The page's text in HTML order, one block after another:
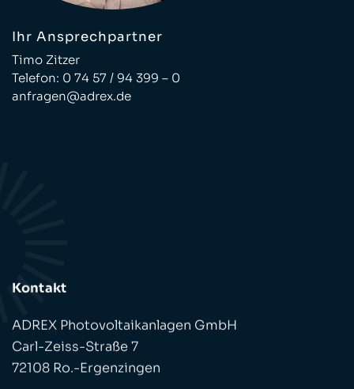
Ihr Ansprechpartner
Timo Zitzer
Telefon: 0 74 57 / 94 399 – 0
anfragen@adrex.de
Kontakt
ADREX Photovoltaikanlagen GmbH
Carl-Zeiss-Straße 7
72108 Ro.-Ergenzingen